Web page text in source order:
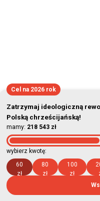
Cel na 2026 rok
Zatrzymaj ideologiczną
Polską chrześcijańską!
mamy: 218 543 zł
wybierz kwotę:
60
zł
80
zł
100
zł